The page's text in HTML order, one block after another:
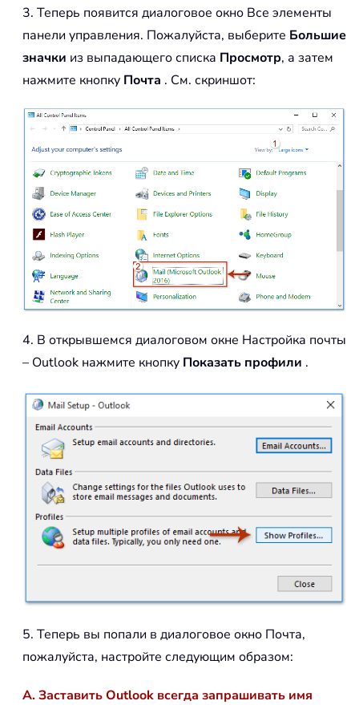
3. Теперь появится диалоговое окно Все элементы
панели управления. Пожалуйста, выберите Большие
значки из выпадающего списка Просмотр, а затем
нажмите кнопку Почта . См. скриншот:
4. В открывшемся диалоговом окне Настройка почты
– Outlook нажмите кнопку Показать профили .
5. Теперь вы попали в диалоговое окно Почта,
пожалуйста, настройте следующим образом:
A. Заставить Outlook всегда запрашивать имя